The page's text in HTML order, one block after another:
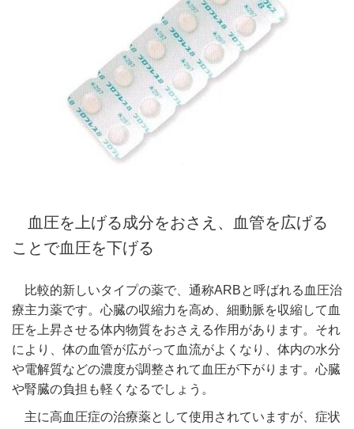
血圧を上げる成分をおさえ、血管を広げる
ことで血圧を下げる
比較的新しいタイプの薬で、通称ARBと呼ばれる血圧治
療主力薬です。心臓の収縮力を高め、細動脈を収縮して血
圧を上昇させる体内物質をおさえる作用があります。それ
により、体の血管が広がって血流がよくなり、体内の水分
や電解質などの濃度が調整されて血圧が下がります。心臓
や腎臓の負担も軽くなるでしょう。
主に高血圧症の治療薬として使用されていますが、症状